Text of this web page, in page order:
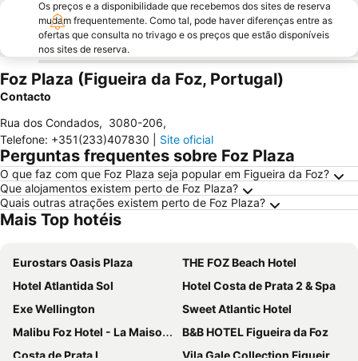
Os preços e a disponibilidade que recebemos dos sites de reserva
mudam frequentemente. Como tal, pode haver diferenças entre as
ofertas que consulta no trivago e os preços que estão disponíveis
nos sites de reserva.
Foz Plaza (Figueira da Foz, Portugal)
Contacto
Rua dos Condados, 3080-206,
Telefone: +351(233)407830 Site oficial
Perguntas frequentes sobre Foz Plaza
O que faz com que Foz Plaza seja popular em Figueira da Foz?
Que alojamentos existem perto de Foz Plaza?
Quais outras atrações existem perto de Foz Plaza?
Mais Top hotéis
Eurostars Oasis Plaza
THE FOZ Beach Hotel
Hotel Atlantida Sol
Hotel Costa de Prata 2 & Spa
Exe Wellington
Sweet Atlantic Hotel
Malibu Foz Hotel - La Maison Younan
B&B HOTEL Figueira da Foz
Costa de Prata I
Vila Gale Collection Figueira da Foz